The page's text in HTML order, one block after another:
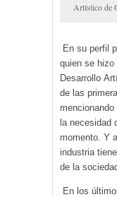
Artístico de
En su perfil
quien se hizo
Desarrollo
de las
la necesidad
momento. Y
industria
de la
En los